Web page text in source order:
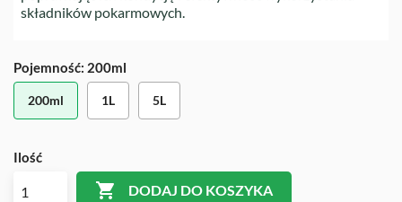
składników pokarmowych.
Pojemność: 200ml
200ml 1L 5L
Ilość
 DODAJ DO KOSZYKA